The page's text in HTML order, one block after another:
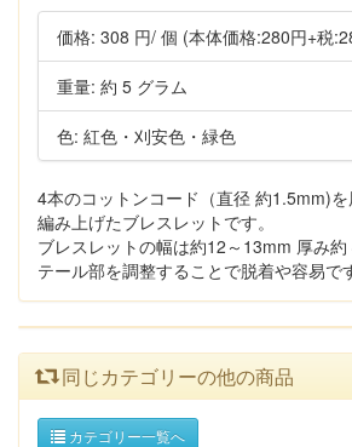
価格: 308 円/ 個 (本体価格:280円+税
重量: 約 5 グラム
色: 紅色・刈安色・緑色
4本のコットンコード（直径 約1.5mm)
編み上げたブレスレットです。
ブレスレットの幅は約12～13mm 厚み約
テール部を調整することで脱着や容易で
同じカテゴリーの他の商品
カテゴリー一覧へ